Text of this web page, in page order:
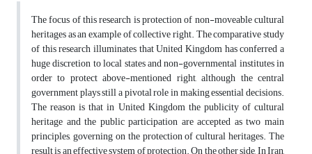
The focus of this research is protection of non-moveable cultural
heritages as an example of collective right. The comparative study
of this research illuminates that United Kingdom has conferred a
huge discretion to local states and non-governmental institutes in
order to protect above-mentioned right, although the central
government plays still a pivotal role in making essential decisions.
The reason is that in United Kingdom the publicity of cultural
heritage and the public participation are accepted as two main
principles, governing on the protection of cultural heritages. The